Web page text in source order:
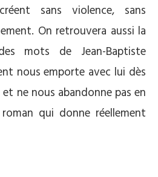
sans violence, sans
On retrouvera aussi la
mots de Jean-Baptiste
nous emporte avec lui dès
et ne nous abandonne pas en
qui donne réellement